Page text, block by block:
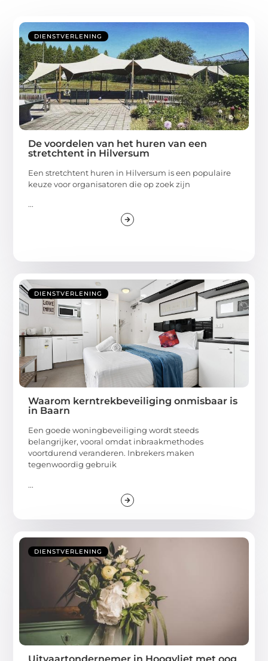
DIENSTVERLENING
De voordelen van het huren van een
stretchtent in Hilversum
Een stretchtent huren in Hilversum is een populaire
keuze voor organisatoren die op zoek zijn
...
DIENSTVERLENING
Waarom kerntrekbeveiliging onmisbaar is
in Baarn
Een goede woningbeveiliging wordt steeds
belangrijker, vooral omdat inbraakmethodes
voortdurend veranderen. Inbrekers maken
tegenwoordig gebruik
...
DIENSTVERLENING
Uitvaartondernemer in Hoogvliet met oog